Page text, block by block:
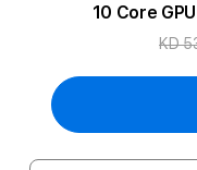
10 Core
KD